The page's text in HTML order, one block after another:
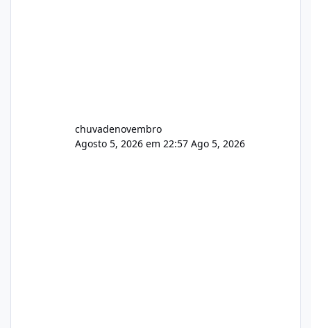
chuvadenovembro
Agosto 5, 2026 em 22:57 Ago 5, 2026